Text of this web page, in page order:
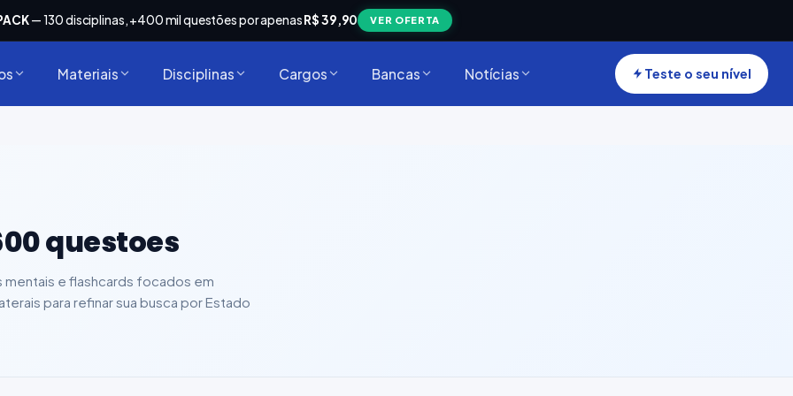
— 130 disciplinas, +400 mil questões por apenasR$ 39,90 VER OFERTA
Materiais Disciplinas Cargos Bancas Notícias Teste o seu nível
questoes
e flashcards focados em
para refinar sua busca por Estado